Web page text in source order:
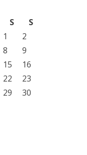
S
S
1
2
8
9
15
16
22
23
29
30